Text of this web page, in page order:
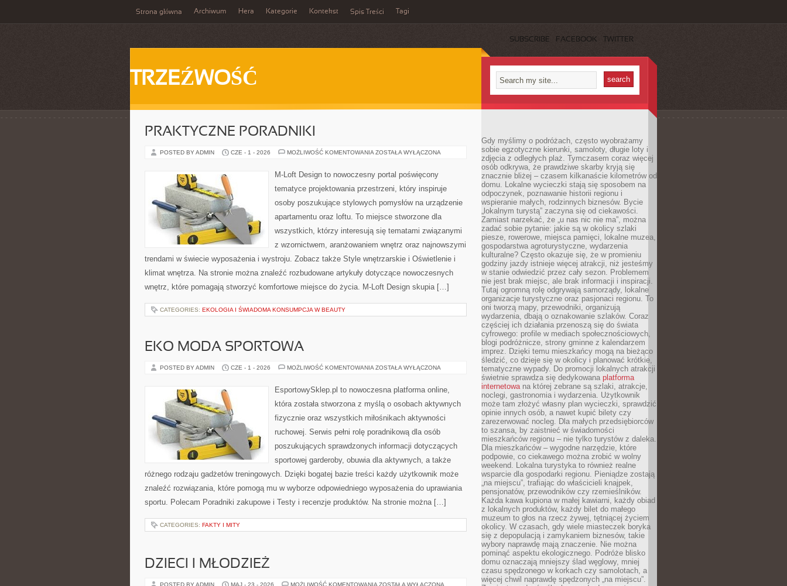
Strona główna Archiwum Hera Kategorie Kontekst Spis Treści Tagi
SUBSCRIBE FACEBOOK TWITTER
TRZEŹWOŚĆ
PRAKTYCZNE PORADNIKI
POSTED BY ADMIN CZE - 1 - 2026 MOŻLIWOŚĆ KOMENTOWANIA PRAKTYCZNE
ZOSTAŁA WYŁĄCZONA
M-Loft Design to nowoczesny portal poświęcony
tematyce projektowania przestrzeni, który inspiruje
osoby poszukujące stylowych pomysłów na urządzenie
apartamentu oraz loftu. To miejsce stworzone dla
wszystkich, którzy interesują się tematami związanymi
z wzornictwem, aranżowaniem wnętrz oraz najnowszymi
trendami w świecie wyposażenia i wystroju. Zobacz także Style wnętrzarskie i Oświetlenie i
klimat wnętrza. Na stronie można znaleźć rozbudowane artykuły dotyczące nowoczesnych
wnętrz, które pomagają stworzyć komfortowe miejsce do życia. M-Loft Design skupia […]
CATEGORIES: EKOLOGIA I ŚWIADOMA KONSUMPCJA W BEAUTY
EKO MODA SPORTOWA
POSTED BY ADMIN CZE - 1 - 2026 MOŻLIWOŚĆ KOMENTOWANIA EKO
ZOSTAŁA WYŁĄCZONA
EsportowySklep.pl to nowoczesna platforma online,
która została stworzona z myślą o osobach aktywnych
fizycznie oraz wszystkich miłośnikach aktywności
ruchowej. Serwis pełni rolę poradnikową dla osób
poszukujących sprawdzonych informacji dotyczących
sportowej garderoby, obuwia dla aktywnych, a także
różnego rodzaju gadżetów treningowych. Dzięki bogatej bazie treści każdy użytkownik może
znaleźć rozwiązania, które pomogą mu w wyborze odpowiedniego wyposażenia do uprawiania
sportu. Polecam Poradniki zakupowe i Testy i recenzje produktów. Na stronie można […]
CATEGORIES: FAKTY I MITY
DZIECI I MŁODZIEŻ
POSTED BY ADMIN MAJ - 23 - 2026 MOŻLIWOŚĆ KOMENTOWANIA DZIECI
ZOSTAŁA WYŁĄCZONA
Gdy myślimy o podróżach, często wyobrażamy
sobie egzotyczne kierunki, samoloty, długie loty i
zdjęcia z odległych plaż. Tymczasem coraz więcej
osób odkrywa, że prawdziwe skarby kryją się
znacznie bliżej – czasem kilkanaście kilometrów od
domu. Lokalne wycieczki stają się sposobem na
odpoczynek, poznawanie historii regionu i
wspieranie małych, rodzinnych biznesów. Bycie
„lokalnym turystą” zaczyna się od ciekawości.
Zamiast narzekać, że „u nas nic nie ma”, można
zadać sobie pytanie: jakie są w okolicy szlaki
piesze, rowerowe, miejsca pamięci, lokalne muzea,
gospodarstwa agroturystyczne, wydarzenia
kulturalne? Często okazuje się, że w promieniu
godziny jazdy istnieje więcej atrakcji, niż jesteśmy
w stanie odwiedzić przez cały sezon. Problemem
nie jest brak miejsc, ale brak informacji i inspiracji.
Tutaj ogromną rolę odgrywają samorządy, lokalne
organizacje turystyczne oraz pasjonaci regionu. To
oni tworzą mapy, przewodniki, organizują
wydarzenia, dbają o oznakowanie szlaków. Coraz
częściej ich działania przenoszą się do świata
cyfrowego: profile w mediach społecznościowych,
blogi podróżnicze, strony gminne z kalendarzem
imprez. Dzięki temu mieszkańcy mogą na bieżąco
śledzić, co dzieje się w okolicy i planować krótkie,
tematyczne wypady. Do promocji lokalnych atrakcji
świetnie sprawdza się dedykowana platforma
internetowana której zebrane są szlaki, atrakcje,
noclegi, gastronomia i wydarzenia. Użytkownik
może tam złożyć własny plan wycieczki, sprawdzić
opinie innych osób, a nawet kupić bilety czy
zarezerwować nocleg. Dla małych przedsiębiorców
to szansa, by zaistnieć w świadomości
mieszkańców regionu – nie tylko turystów z daleka.
Dla mieszkańców – wygodne narzędzie, które
podpowie, co ciekawego można zrobić w wolny
weekend. Lokalna turystyka to również realne
wsparcie dla gospodarki regionu. Pieniądze zostają
„na miejscu”, trafiając do właścicieli knajpek,
pensjonatów, przewodników czy rzemieślników.
Każda kawa kupiona w małej kawiarni, każdy obiad
z lokalnych produktów, każdy bilet do małego
muzeum to głos na rzecz żywej, tętniącej życiem
okolicy. W czasach, gdy wiele miasteczek boryka
się z depopulacją i zamykaniem biznesów, takie
wybory naprawdę mają znaczenie. Nie można
pominąć aspektu ekologicznego. Podróże blisko
domu oznaczają mniejszy ślad węglowy, mniej
czasu spędzonego w korkach czy samolotach, a
więcej chwil naprawdę spędzonych „na miejscu”.